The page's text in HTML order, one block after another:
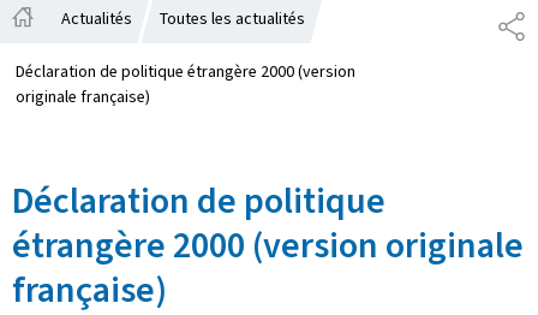
P
A
c
c
l
Actualités Toutes les actualités
Déclaration de politique étrangère 2000 (version
originale française)
Déclaration de politique
étrangère 2000 (version originale
française)